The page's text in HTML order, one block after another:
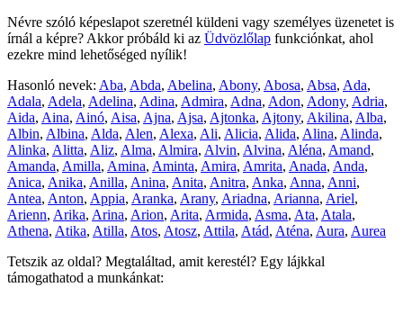
Névre szóló képeslapot szeretnél küldeni vagy személyes üzenetet is
írnál a képre? Akkor próbáld ki az Üdvözlőlap funkciónkat, ahol
ezekre mind lehetőséged nyílik!
Hasonló nevek: Aba, Abda, Abelina, Abony, Abosa, Absa, Ada,
Adala, Adela, Adelina, Adina, Admira, Adna, Adon, Adony, Adria,
Aida, Aina, Ainó, Aisa, Ajna, Ajsa, Ajtonka, Ajtony, Akilina, Alba,
Albin, Albina, Alda, Alen, Alexa, Ali, Alicia, Alida, Alina, Alinda,
Alinka, Alitta, Aliz, Alma, Almira, Alvin, Alvina, Aléna, Amand,
Amanda, Amilla, Amina, Aminta, Amira, Amrita, Anada, Anda,
Anica, Anika, Anilla, Anina, Anita, Anitra, Anka, Anna, Anni,
Antea, Anton, Appia, Aranka, Arany, Ariadna, Arianna, Ariel,
Arienn, Arika, Arina, Arion, Arita, Armida, Asma, Ata, Atala,
Athena, Atika, Atilla, Atos, Atosz, Attila, Atád, Aténa, Aura, Aurea
Tetszik az oldal? Megtaláltad, amit kerestél? Egy lájkkal
támogathatod a munkánkat: